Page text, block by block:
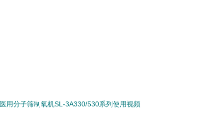
医用分子筛制氧机SL-3A330/530系列使用视频